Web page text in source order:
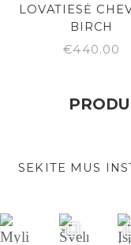
LOVATIESĖ
BIRCH
€440.00
SEKITE MUS